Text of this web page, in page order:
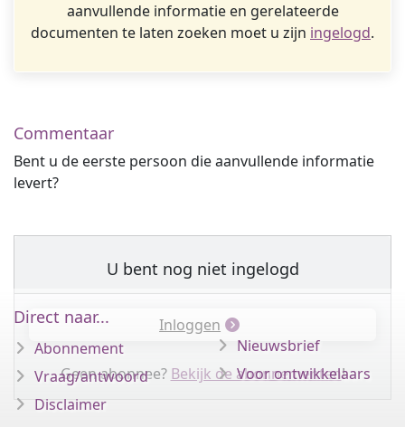
aanvullende informatie en gerelateerde
documenten te laten zoeken moet u zijn ingelogd.
Commentaar
Bent u de eerste persoon die aanvullende informatie
levert?
U bent nog niet ingelogd
Inloggen
Geen abonnee? Bekijk de abonnementen!
Direct naar...
Abonnement
Vraag/antwoord
Disclaimer
Nieuwsbrief
Voor ontwikkelaars